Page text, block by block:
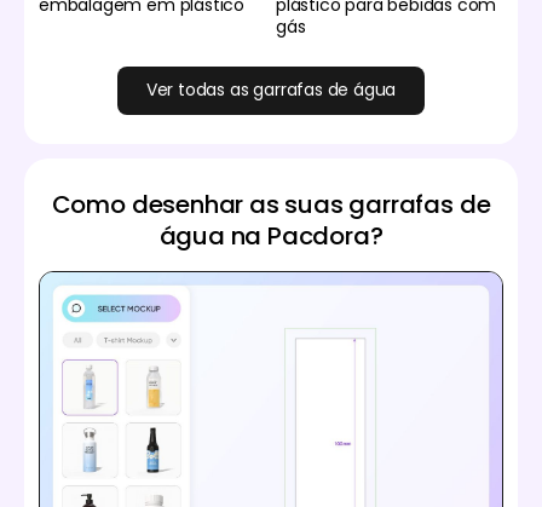
gás
Ver todas as garrafas de água
Como desenhar as suas garrafas de
água na Pacdora?